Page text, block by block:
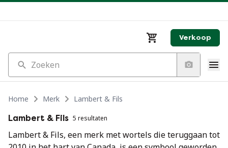
Verkoop
Zoeken
Home Merk
Lambert & Fils
Lambert & Fils 5 resultaten
Lambert & Fils, een merk met wortels die teruggaan tot